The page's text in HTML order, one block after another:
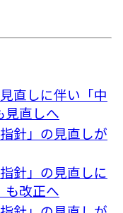
直しに伴い「中
見直しへ
針」の見直しが
針」の見直しに
も改正へ